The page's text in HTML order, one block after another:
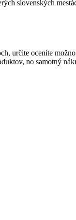
slovenských
určite oceníte
no samotný